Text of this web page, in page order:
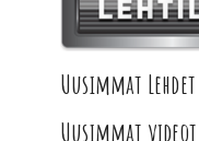
Uusimmat Lehdet
Uusimmat videot